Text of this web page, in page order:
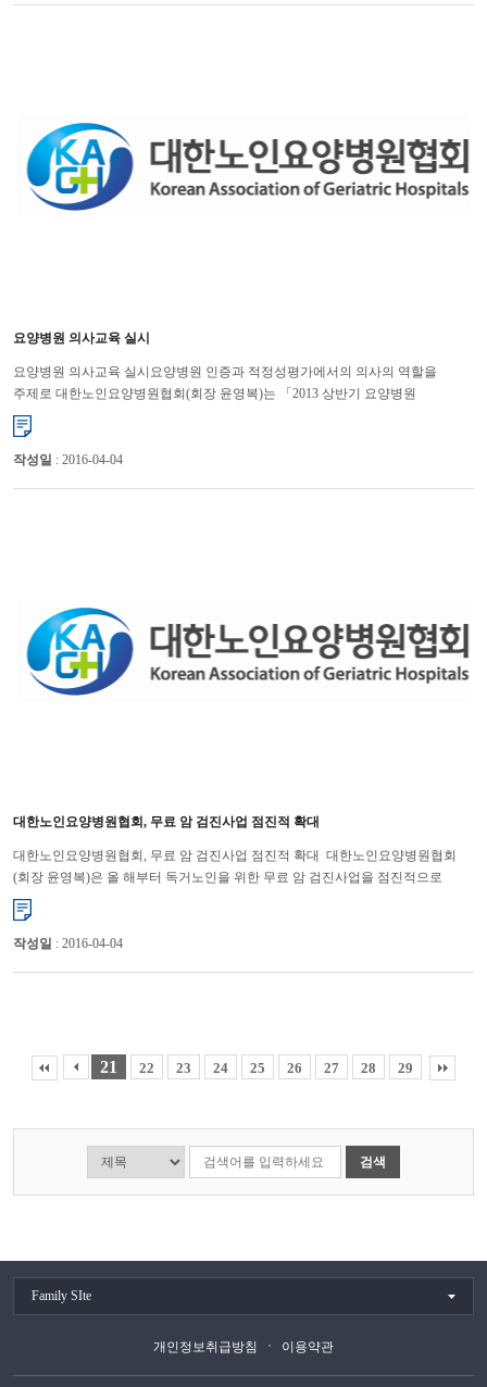
요양병원 의사교육 실시
요양병원 의사교육 실시요양병원 인증과 적정성평가에서의 의사의 역할을
주제로 대한노인요양병원협회(회장 윤영복)는 「2013 상반기 요양병원
의사교육」을 부산(3.5), 광주(3.7), 서울(3.12)에서 실시한다. ...
작성일 : 2016-04-04
대한노인요양병원협회, 무료 암 검진사업 점진적 확대
대한노인요양병원협회, 무료 암 검진사업 점진적 확대 대한노인요양병원협회
(회장 윤영복)은 올 해부터 독거노인을 위한 무료 암 검진사업을 점진적으로
확대하기로 하여 큰 호응을 얻고 있다. 작년 사회공헌의...
작성일 : 2016-04-04
21 22 23 24 25 26 27 28 29
검색
Family SIte
개인정보취급방침 이용약관